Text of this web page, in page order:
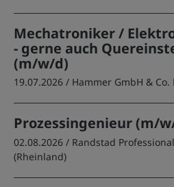
Mechatroniker /
- gerne auch
(m/w/d)
19.07.2026 / Hammer GmbH & Co.
Prozessingenieur (m/
02.08.2026 / Randstad Professional
(Rheinland)